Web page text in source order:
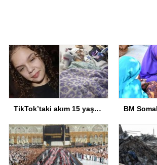
TikTok’taki akım 15 yaşındaki kız çocuğunu hayattan kopardı